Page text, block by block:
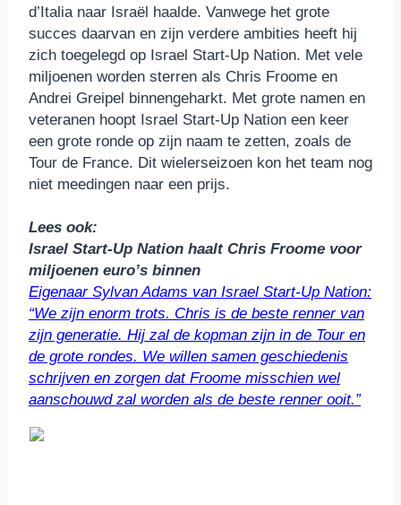
d’Italia naar Israël haalde. Vanwege het grote
succes daarvan en zijn verdere ambities heeft hij
zich toegelegd op Israel Start-Up Nation. Met vele
miljoenen worden sterren als Chris Froome en
Andrei Greipel binnengeharkt. Met grote namen en
veteranen hoopt Israel Start-Up Nation een keer
een grote ronde op zijn naam te zetten, zoals de
Tour de France. Dit wielerseizoen kon het team nog
niet meedingen naar een prijs.
Lees ook:
Israel Start-Up Nation haalt Chris Froome voor
miljoenen euro’s binnen
Eigenaar Sylvan Adams van Israel Start-Up Nation:
“We zijn enorm trots. Chris is de beste renner van
zijn generatie. Hij zal de kopman zijn in de Tour en
de grote rondes. We willen samen geschiedenis
schrijven en zorgen dat Froome misschien wel
aanschouwd zal worden als de beste renner ooit.”